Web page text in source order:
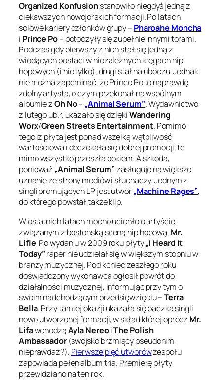
Organized Konfusionstanowiło niegdyś jedną z
ciekawszych nowojorskich formacji. Po latach
solowe kariery członków grupy – Pharoahe Moncha
i Prince Po– potoczyły się zupełnie innymi torami.
Podczas gdy pierwszy z nich stał się jedną z
wiodących postaci w niezależnych kręgach hip
hopowych (i nie tylko), drugi stał na uboczu. Jednak
nie można zapominać, że Prince Po to naprawdę
zdolny artysta, o czym przekonał na wspólnym
albumie zOh No– „Animal Serum”. Wydawnictwo
z lutego ub.r. ukazało się dziękiWandering
Worx/Green Streets Entertainment. Pomimo
tego iż płyta jest ponad wszelką wątpliwość
wartościowa i doczekała się dobrej promocji, to
mimo wszystko przeszła bokiem. A szkoda,
ponieważ „Animal Serum”zasługuje na większe
uznanie ze strony mediów i słuchaczy. Jednym z
singli promujących LP jest utwór„Machine Rages”,
do którego powstał także klip.
W ostatnich latach mocno ucichło o artyście
związanym z bostońską sceną hip hopową, Mr.
Lifie. Po wydaniu w 2009 roku płyty„I Heard It
Today”raper nie udzielał się w większym stopniu w
branży muzycznej. Pod koniec zeszłego roku
doświadczony wykonawca ogłosił powrót do
działalności muzycznej, informując przy tym o
swoim nadchodzącym przedsięwzięciu –Terra
Bella. Przy tamtej okazji ukazała się paczka singli
nowo utworzonej formacji, w skład której oprócz Mr.
LifawchodząAyla NereoiThe Polish
Ambassador (swojsko brzmiący pseudonim,
nieprawdaż?). Pierwsze pięć utworówzespołu
zapowiada pełen album tria. Premierę płyty
przewidziano na ten rok.